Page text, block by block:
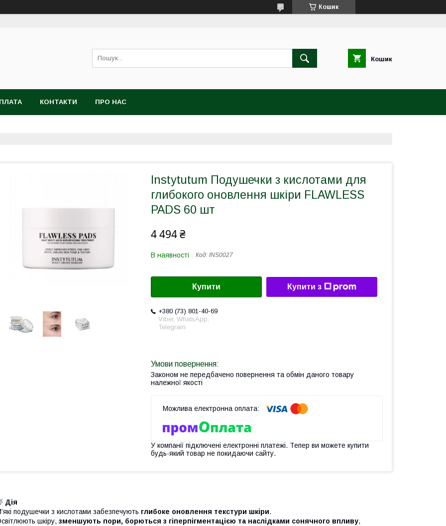
Кошик
Кошик
КОНТАКТИ ПРО НАС
Instytutum Подушечки з кислотами для
глибокого оновлення шкіри FLAWLESS
PADS 60 шт
4 494 ₴
В наявності Код: INS0027
Купити Купити з
+380 (73) 801-40-69
Viber, WhatsApp,
Telegram
Законом не передбачено повернення та обмін даного товару
належної якості
У компанії підключені електронні платежі. Тепер ви можете купити
будь-який товар не покидаючи сайту.
Дія
подушечки з кислотами забезпечують глибоке оновлення текстури шкіри.
шкіру, зменшують пори, борються з гіперпігментацією та наслідками сонячного впливу,